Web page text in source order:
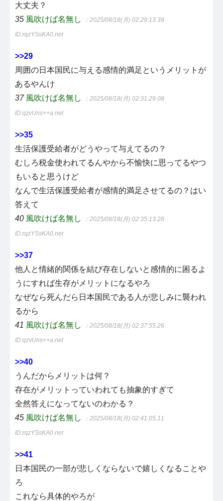
大丈夫？
35 風吹けば名無し ：2025/08/18(月) 02:29:13.39
ID:rqzYSsKA0.net
>>29
周囲の日本国民に与える感情的満足というメリットが
あるやんけ
37 風吹けば名無し ：2025/08/18(月) 02:31:29.08
ID:qzvUns++a.net
>>35
生活保護受給者がどうやって与えてるの？
むしろ税金使われてるんやから不愉快に思ってるやつ
もいると思うけど
なんで生活保護受給者が感情的満足させてるの？はい
答えて
40 風吹けば名無し ：2025/08/18(月) 02:35:13.28
ID:rqzYSsKA0.net
>>37
他人と情緒的関係を結び存在しないと感情的に困るよ
うにすれば生存がメリットになるやろ
なぜなら死んだら日本国民である人が悲しみに襲われ
るから
41 風吹けば名無し ：2025/08/18(月) 02:37:55.26
ID:qzvUns++a.net
>>40
うんだからメリットは何？
存在がメリットっていわれても抽象的すぎて
全然答えになってないのわかる？
45 風吹けば名無し ：2025/08/18(月) 02:41:05.11
ID:rqzYSsKA0.net
>>41
日本国民の一部が悲しくならないで嬉しくなることや
ろ
これなら具体的やろが